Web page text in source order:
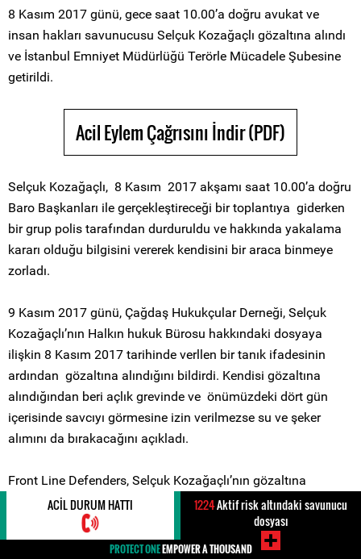
8 Kasım 2017 günü, gece saat 10.00’a doğru avukat ve
insan hakları savunucusu Selçuk Kozağaçlı gözaltına alındı
ve İstanbul Emniyet Müdürlüğü Terörle Mücadele Şubesine
getirildi.
Acil Eylem Çağrısını İndir (PDF)
Selçuk Kozağaçlı, 8 Kasım 2017 akşamı saat 10.00’a doğru
Baro Başkanları ile gerçekleştireceği bir toplantıya giderken
bir grup polis tarafından durduruldu ve hakkında yakalama
kararı olduğu bilgisini vererek kendisini bir araca binmeye
zorladı.
9 Kasım 2017 günü, Çağdaş Hukukçular Derneği, Selçuk
Kozağaçlı’nın Halkın hukuk Bürosu hakkındaki dosyaya
ilişkin 8 Kasım 2017 tarihinde verllen bir tanık ifadesinin
ardından gözaltına alındığını bildirdi. Kendisi gözaltına
alındığından beri açlık grevinde ve önümüzdeki dört gün
içerisinde savcıyı görmesine izin verilmezse su ve şeker
alımını da bırakacağını açıkladı.
Front Line Defenders, Selçuk Kozağaçlı’nın gözaltına
alınmasından endişe duymaktadır ve tutuklanmasının insan
hakları avukatı olarak yürüttüğü faaliyetlere ilişkin olduğuna
inanmaktadır.
ACIL DURUM HATTI 1224Aktif risk altındaki savunucu
dosyası
PROTECT ONEEMPOWER A THOUSAND